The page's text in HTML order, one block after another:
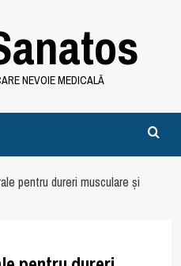
NEVOIE MEDICALĂ
pentru dureri musculare și